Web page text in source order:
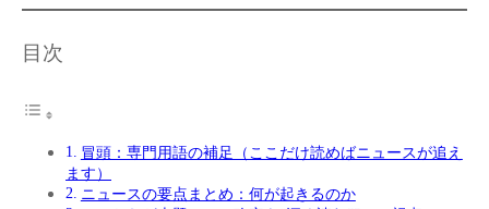
目次
冒頭：専門用語の補足（ここだけ読めばニュースが追え
ます）
ニュースの要点まとめ：何が起きるのか